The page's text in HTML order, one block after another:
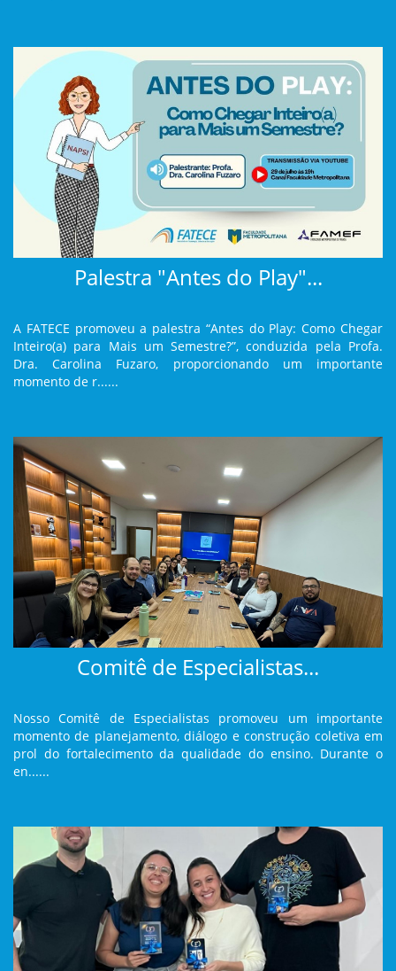
Palestra "Antes do Play"...
A FATECE promoveu a palestra “Antes do Play: Como Chegar
Inteiro(a) para Mais um Semestre?”, conduzida pela Profa.
Dra. Carolina Fuzaro, proporcionando um importante
momento de r......
Comitê de Especialistas...
Nosso Comitê de Especialistas promoveu um importante
momento de planejamento, diálogo e construção coletiva em
prol do fortalecimento da qualidade do ensino. Durante o
en......